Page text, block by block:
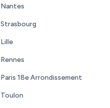
Nantes
Strasbourg
Lille
Rennes
Paris 18e Arrondissement
Toulon